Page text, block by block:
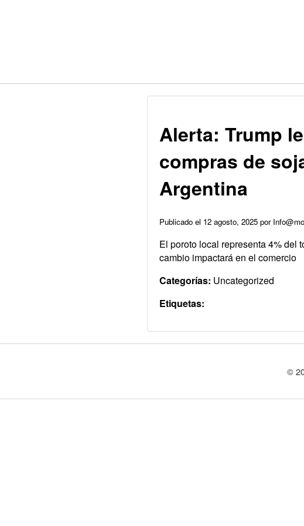
Alerta: Trump
compras de
Argentina
Publicado el 12 agosto, 2025 por
El poroto local representa 4% del
cambio impactará en el comercio
Categorías: Uncategorized
Etiquetas:
©